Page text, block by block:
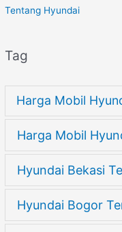
Tentang Hyundai
Tag
Harga Mobil
Harga Mobil
Hyundai Bekasi
Hyundai Bogor